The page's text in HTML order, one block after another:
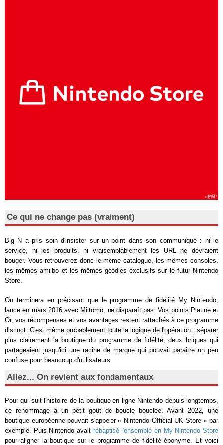
Ce qui ne change pas (vraiment)
Big N a pris soin d'insister sur un point dans son communiqué : ni le
service, ni les produits, ni vraisemblablement les URL ne devraient
bouger. Vous retrouverez donc le même catalogue, les mêmes consoles,
les mêmes amiibo et les mêmes goodies exclusifs sur le futur Nintendo
Store.
On terminera en précisant que le programme de fidélité My Nintendo,
lancé en mars 2016 avec Miitomo, ne disparaît pas. Vos points Platine et
Or, vos récompenses et vos avantages restent rattachés à ce programme
distinct. C'est même probablement toute la logique de l'opération : séparer
plus clairement la boutique du programme de fidélité, deux briques qui
partageaient jusqu'ici une racine de marque qui pouvait paraitre un peu
confuse pour beaucoup d'utilisateurs.
Allez... On revient aux fondamentaux
Pour qui suit l'histoire de la boutique en ligne Nintendo depuis longtemps,
ce renommage a un petit goût de boucle bouclée. Avant 2022, une
boutique européenne pouvait s'appeler « Nintendo Official UK Store » par
exemple. Puis Nintendo avait rebaptisé l'ensemble en My Nintendo Store
pour aligner la boutique sur le programme de fidélité éponyme. Et voici